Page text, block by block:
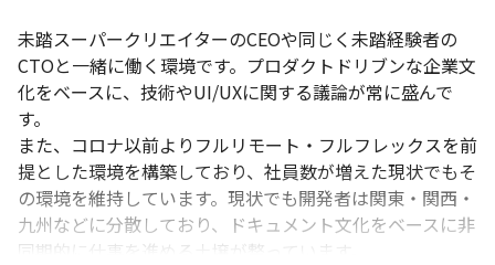
未踏スーパークリエイターのCEOや同じく未踏経験者の
CTOと一緒に働く環境です。プロダクトドリブンな企業文
化をベースに、技術やUI/UXに関する議論が常に盛んで
す。
また、コロナ以前よりフルリモート・フルフレックスを前
提とした環境を構築しており、社員数が増えた現状でもそ
の環境を維持しています。現状でも開発者は関東・関西・
九州などに分散しており、ドキュメント文化をベースに非
同期的に仕事を進める土壌が整っています。